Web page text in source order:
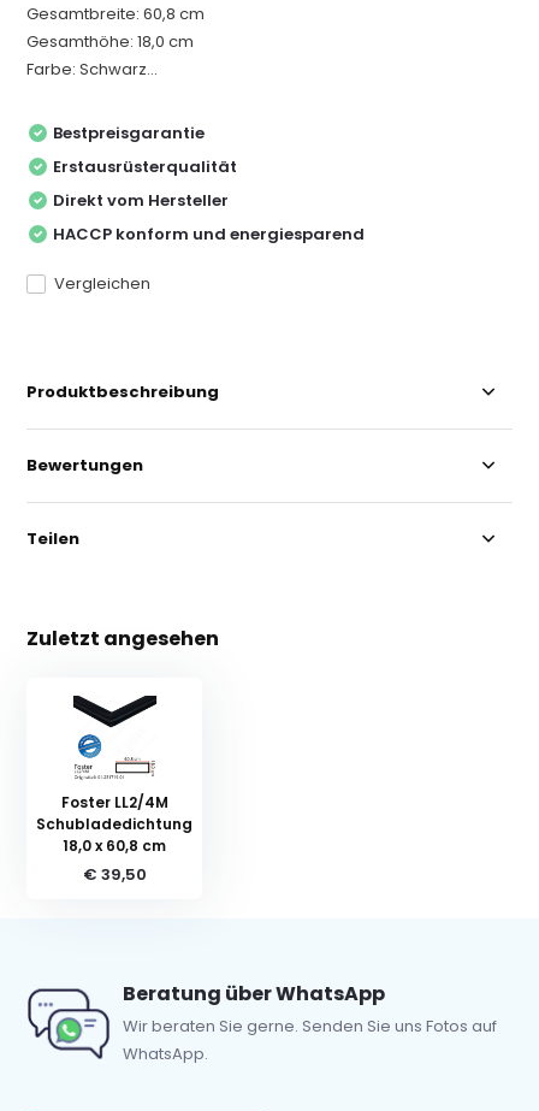
Gesamtbreite: 60,8 cm
Gesamthöhe: 18,0 cm
Farbe: Schwarz...
Bestpreisgarantie
Erstausrüsterqualität
Direkt vom Hersteller
HACCP konform und energiesparend
Vergleichen
Produktbeschreibung
Bewertungen
Teilen
Zuletzt angesehen
Foster LL2/4M
Schubladedichtung
18,0 x 60,8 cm
€ 39,50
Beratung über WhatsApp
Wir beraten Sie gerne. Senden Sie uns Fotos auf
WhatsApp.